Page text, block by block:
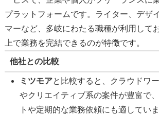
プラットフォームです。ライター、デザ
マーなど、多岐にわたる職種が利用して
上で業務を完結できるのが特徴です。
他社との比較
ミツモアと比較すると、クラウドワ
やクリエイティブ系の案件が豊富で
トや定期的な業務依頼にも適してい